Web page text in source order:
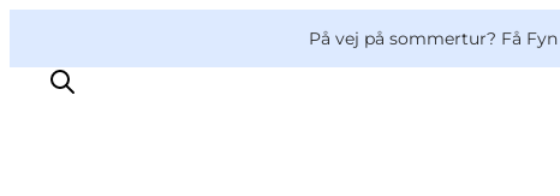
På vej på sommertur? Få